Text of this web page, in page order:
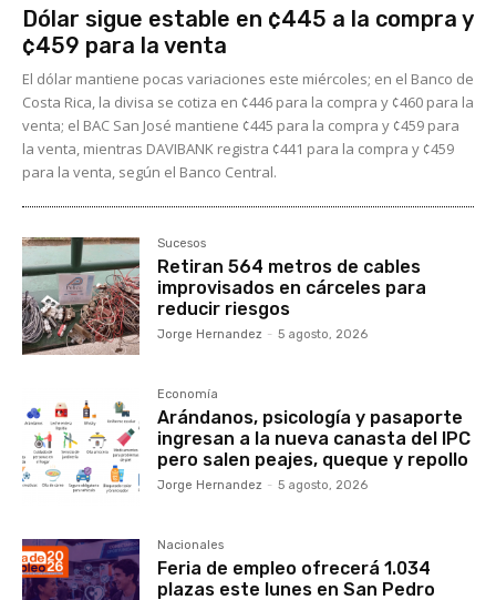
Dólar sigue estable en ¢445 a la compra y
¢459 para la venta
El dólar mantiene pocas variaciones este miércoles; en el Banco de
Costa Rica, la divisa se cotiza en ¢446 para la compra y ¢460 para la
venta; el BAC San José mantiene ¢445 para la compra y ¢459 para
la venta, mientras DAVIBANK registra ¢441 para la compra y ¢459
para la venta, según el Banco Central.
Sucesos
Retiran 564 metros de cables
improvisados en cárceles para
reducir riesgos
Jorge Hernandez - 5 agosto, 2026
Economía
Arándanos, psicología y pasaporte
ingresan a la nueva canasta del IPC
pero salen peajes, queque y repollo
Jorge Hernandez - 5 agosto, 2026
Nacionales
Feria de empleo ofrecerá 1.034
plazas este lunes en San Pedro